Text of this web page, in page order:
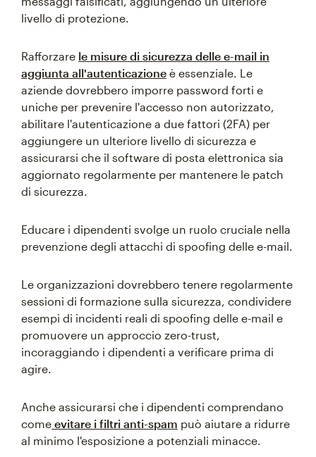
livello di protezione.
Rafforzare le misure di sicurezza delle e-mail in
aggiunta all'autenticazione è essenziale. Le
aziende dovrebbero imporre password forti e
uniche per prevenire l'accesso non autorizzato,
abilitare l'autenticazione a due fattori (2FA) per
aggiungere un ulteriore livello di sicurezza e
assicurarsi che il software di posta elettronica sia
aggiornato regolarmente per mantenere le patch
di sicurezza.
Educare i dipendenti svolge un ruolo cruciale nella
prevenzione degli attacchi di spoofing delle e-mail.
Le organizzazioni dovrebbero tenere regolarmente
sessioni di formazione sulla sicurezza, condividere
esempi di incidenti reali di spoofing delle e-mail e
promuovere un approccio zero-trust,
incoraggiando i dipendenti a verificare prima di
agire.
Anche assicurarsi che i dipendenti comprendano
come evitare i filtri anti-spam può aiutare a ridurre
al minimo l'esposizione a potenziali minacce.